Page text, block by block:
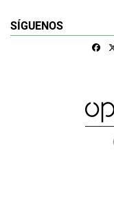
SÍGUENOS